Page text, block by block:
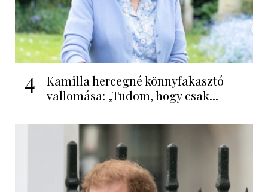
4
Kamilla hercegné könnyfakasztó
vallomása: „Tudom, hogy csak...